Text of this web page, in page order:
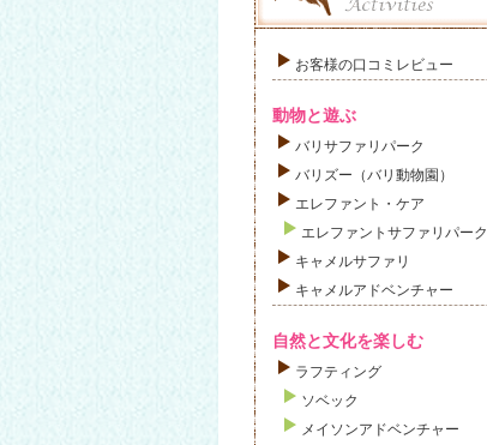
お客様の口コミレビュー
動物と遊ぶ
バリサファリパーク
バリズー（バリ動物園）
エレファント・ケア
エレファントサファリパーク
キャメルサファリ
キャメルアドベンチャー
自然と文化を楽しむ
ラフティング
ソベック
メイソンアドベンチャー